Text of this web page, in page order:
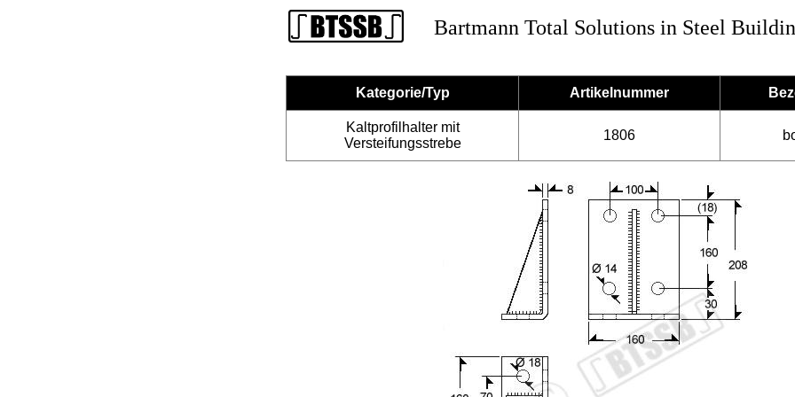
Bartmann Total Solutions in Steel
Kategorie/Typ Artikelnummer
Kaltprofilhalter mit
Versteifungsstrebe
1806